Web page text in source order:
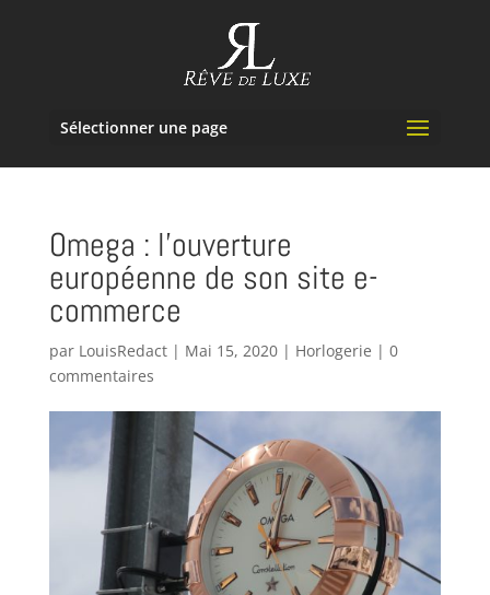
Sélectionner une page
Omega : l’ouverture
européenne de son site e-
commerce
par LouisRedact| Mai 15, 2020| Horlogerie | 0
commentaires